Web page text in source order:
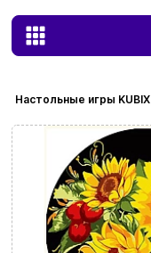
Настольные игры KUBIX